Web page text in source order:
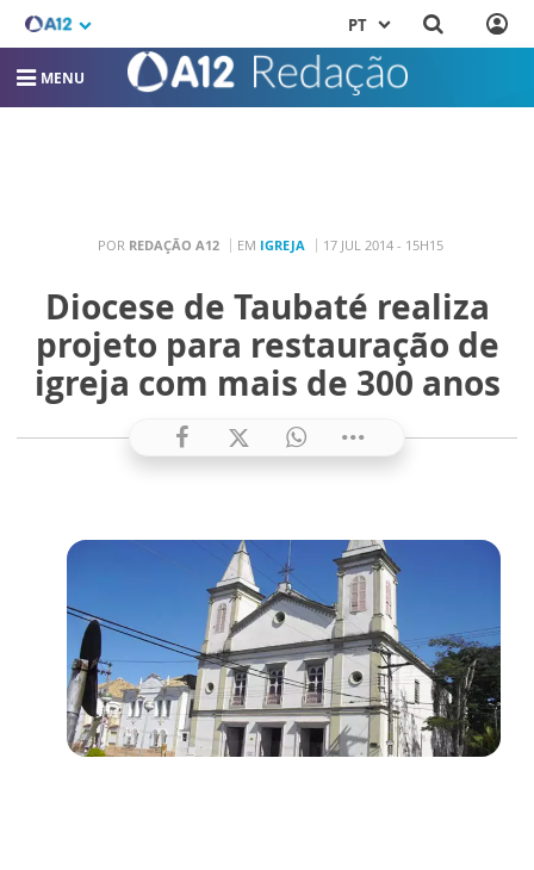
PT
MENU
POR REDAÇÃO A12 EM IGREJA 17 JUL 2014 - 15H15
Diocese de Taubaté realiza
projeto para restauração de
igreja com mais de 300 anos